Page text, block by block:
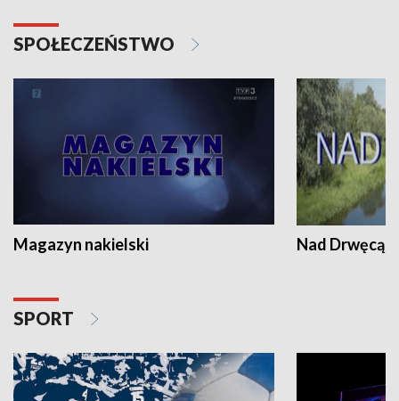
SPOŁECZEŃSTWO
Magazyn nakielski Nad Drwęcą
SPORT